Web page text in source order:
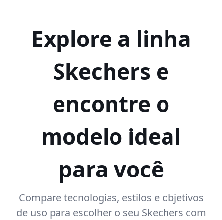
Explore a linha
Skechers e
encontre o
modelo ideal
para você
Compare tecnologias, estilos e objetivos
de uso para escolher o seu Skechers com